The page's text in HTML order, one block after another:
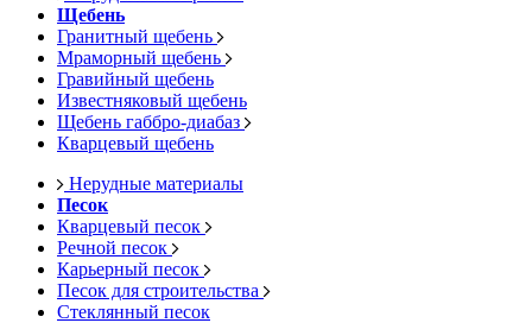
Щебень
Гранитный щебень
Мраморный щебень
Гравийный щебень
Известняковый щебень
Щебень габбро-диабаз
Кварцевый щебень
Нерудные материалы
Песок
Кварцевый песок
Речной песок
Карьерный песок
Песок для строительства
Стеклянный песок